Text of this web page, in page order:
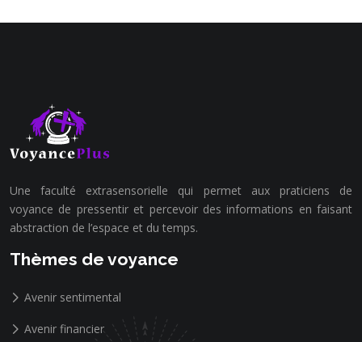
Une faculté extrasensorielle qui permet aux praticiens de
voyance de pressentir et percevoir des informations en faisant
abstraction de l’espace et du temps.
Thèmes de voyance
Avenir sentimental
Avenir financier